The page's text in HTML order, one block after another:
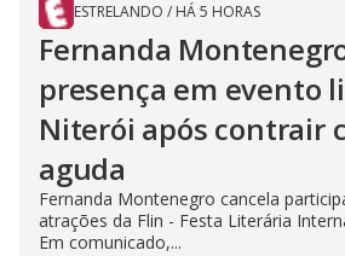
ESTRELANDO / HÁ 5 HORAS
Fernanda
presença em evento
Niterói após contrair
aguda
Fernanda Montenegro cancela
atrações da Flin - Festa Literária
Em comunicado,...